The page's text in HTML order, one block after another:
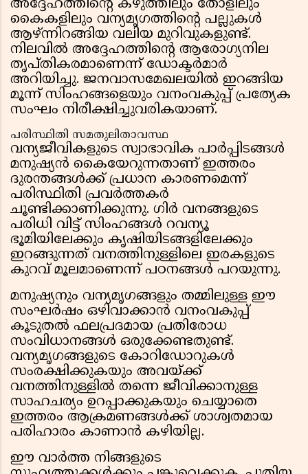
അദ്ദേഹത്തിന്റെ കഴുത്തിലും തോളിലും
കൈകളിലും വന്യമൃഗത്തിന്റെ പല്ലുകൾ
ആഴ്ന്നിറങ്ങിയ വലിയ മുറിവുകളുണ്ട്.
നിലവിൽ അദ്ദേഹത്തിന്റെ ആരോഗ്യനില
തൃപ്തികരമാണെന്ന് ഡോക്ടർമാർ
അറിയിച്ചു. ജനവാസമേഖലയിൽ ഇറങ്ങിയ
മൂന്ന് സിംഹങ്ങളെയും വനംവകുപ്പ് പ്രത്യേക
സംഘം നിരീക്ഷിച്ചുവരികയാണ്.
പരിസ്ഥിതി സമതുലിതാവസ്ഥ
വന്യജീവികളുടെ സ്വാഭാവിക പാർപ്പിടങ്ങൾ
മനുഷ്യൻ കൈയേറുന്നതാണ് ഇത്തരം
ദുരന്തങ്ങൾക്ക് പ്രധാന കാരണമെന്ന്
പരിസ്ഥിതി പ്രവർത്തകർ
ചൂണ്ടിക്കാണിക്കുന്നു. ഗിർ വനങ്ങളുടെ
പരിധി വിട്ട് സിംഹങ്ങൾ റവന്യൂ
ഭൂമിയിലേക്കും കൃഷിയിടങ്ങളിലേക്കും
ഇറങ്ങുന്നത് വനത്തിനുള്ളിലെ ഇരകളുടെ
കുറവ് മൂലമാണെന്ന് പഠനങ്ങൾ പറയുന്നു.
മനുഷ്യനും വന്യമൃഗങ്ങളും തമ്മിലുള്ള ഈ
സംഘർഷം ഒഴിവാക്കാൻ വനംവകുപ്പ്
കൂടുതൽ ഫലപ്രദമായ പ്രതിരോധ
സംവിധാനങ്ങൾ ഒരുക്കേണ്ടതുണ്ട്.
വന്യമൃഗങ്ങളുടെ കോറിഡോറുകൾ
സംരക്ഷിക്കുകയും അവയ്ക്ക്
വനത്തിനുള്ളിൽ തന്നെ ജീവിക്കാനുള്ള
സാഹചര്യം ഉറപ്പാക്കുകയും ചെയ്യാതെ
ഇത്തരം ആക്രമണങ്ങൾക്ക് ശാശ്വതമായ
പരിഹാരം കാണാൻ കഴിയില്ല.
ഈ വാർത്ത നിങ്ങളുടെ